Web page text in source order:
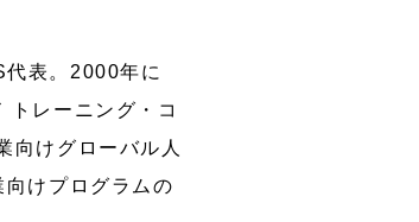
表。2000年に
トレーニング・コ
向けグローバル人
けプログラムの